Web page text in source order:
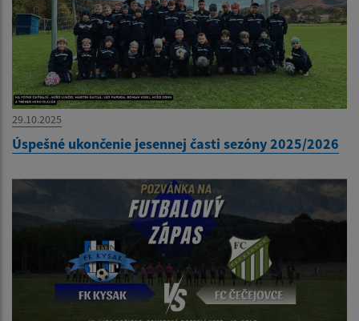
29.10.2025
Úspešné ukončenie jesennej časti sezóny 2025/2026